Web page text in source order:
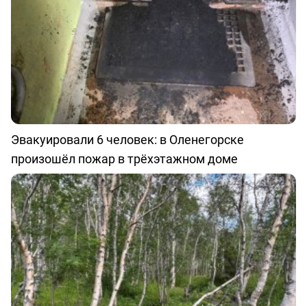
Эвакуировали 6 человек: в Оленегорске
произошёл пожар в трёхэтажном доме